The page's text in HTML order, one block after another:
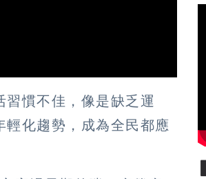
習慣不佳，像是缺乏運
化趨勢，成為全民都應